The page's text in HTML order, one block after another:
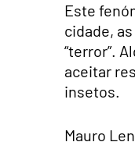
Este
cidade,
“terror”.
aceitar
insetos.
Mauro